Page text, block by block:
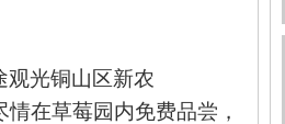
观光铜山区新农
在草莓园内免费品尝，